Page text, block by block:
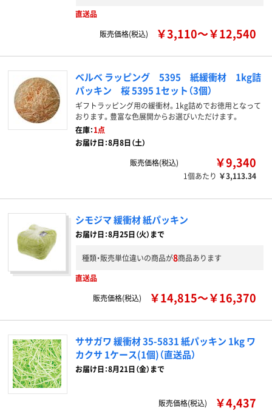
直送品
販売価格(税込)
￥3,110～￥12,540
ベルベ ラッピング 5395 紙緩衝材 1kg詰
パッキン 桜 5395 1セット（3個）
ギフトラッピング用の緩衝材。1kg詰めでお徳用となって
おります。豊富な色展開からお選びいただけます。
在庫：1点
お届け日：8月8日（土）
販売価格(税込)
￥9,340
1個あたり ￥3,113.34
シモジマ 緩衝材 紙パッキン
お届け日：8月25日（火）まで
種類・販売単位違いの商品が8商品あります
直送品
販売価格(税込)
￥14,815～￥16,370
ササガワ 緩衝材 35-5831 紙パッキン 1kg ワ
カクサ 1ケース(1個)（直送品）
お届け日：8月21日（金）まで
販売価格(税込) ￥4,437